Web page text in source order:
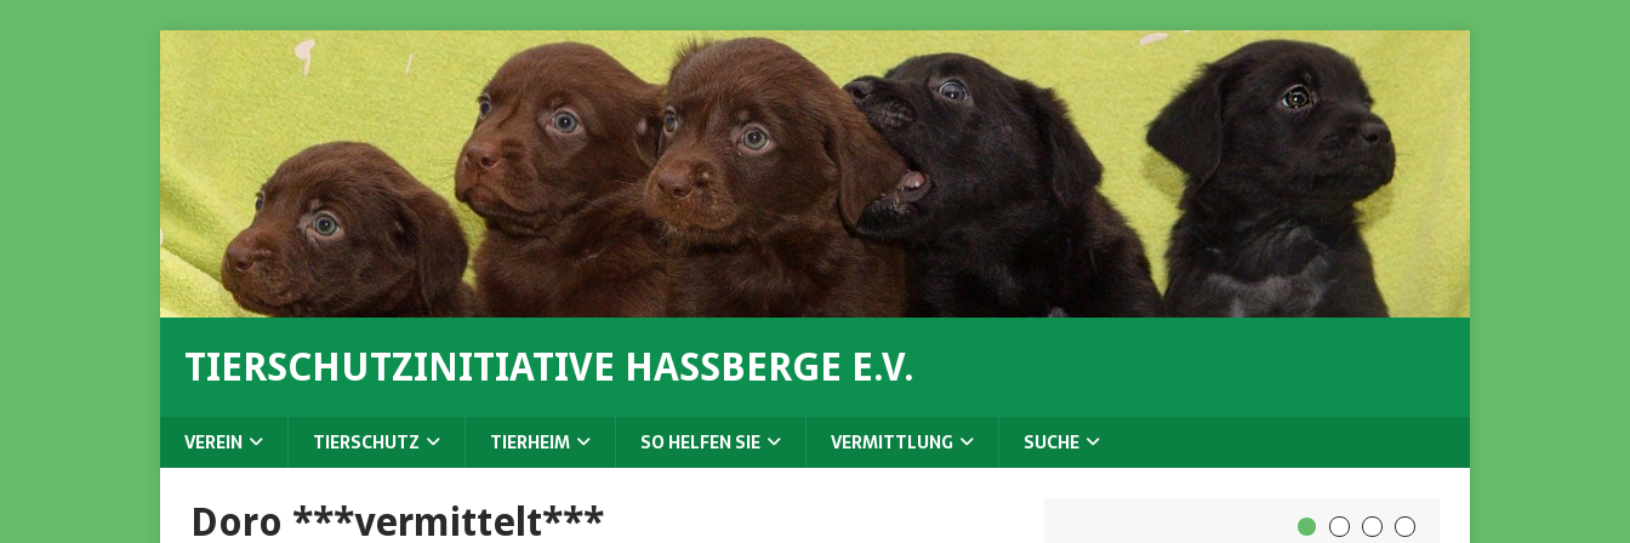
TIERSCHUTZINITIATIVE HASSBERGE E.V.
VEREIN TIERSCHUTZ TIERHEIM SO HELFEN SIE VERMITTLUNG SUCHE
Doro ***vermittelt***